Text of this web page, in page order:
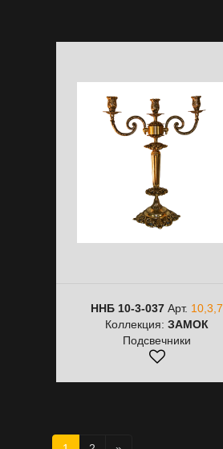
ННБ 10-3-037 Арт. 10,3,7
Коллекция:ЗАМОК
Подсвечники